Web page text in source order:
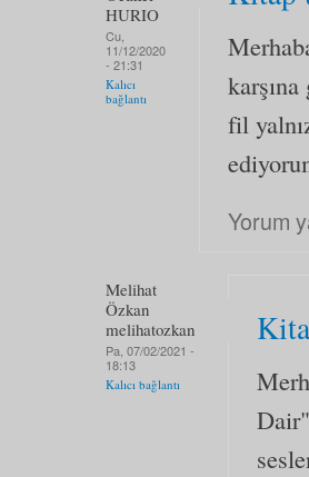
HURIO
Cu,
11/12/2020
- 21:31
Kalıcı
bağlantı
fil
Yorum
Melihat
Özkan
melihatozkan
Pa, 07/02/2021 -
18:13
Kalıcı bağlantı